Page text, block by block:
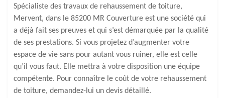
Spécialiste des travaux de rehaussement de toiture,
Mervent, dans le 85200 MR Couverture est une société qui
a déjà fait ses preuves et qui s’est démarquée par la qualité
de ses prestations. Si vous projetez d’augmenter votre
espace de vie sans pour autant vous ruiner, elle est celle
qu’il vous faut. Elle mettra à votre disposition une équipe
compétente. Pour connaître le coût de votre rehaussement
de toiture, demandez-lui un devis détaillé.